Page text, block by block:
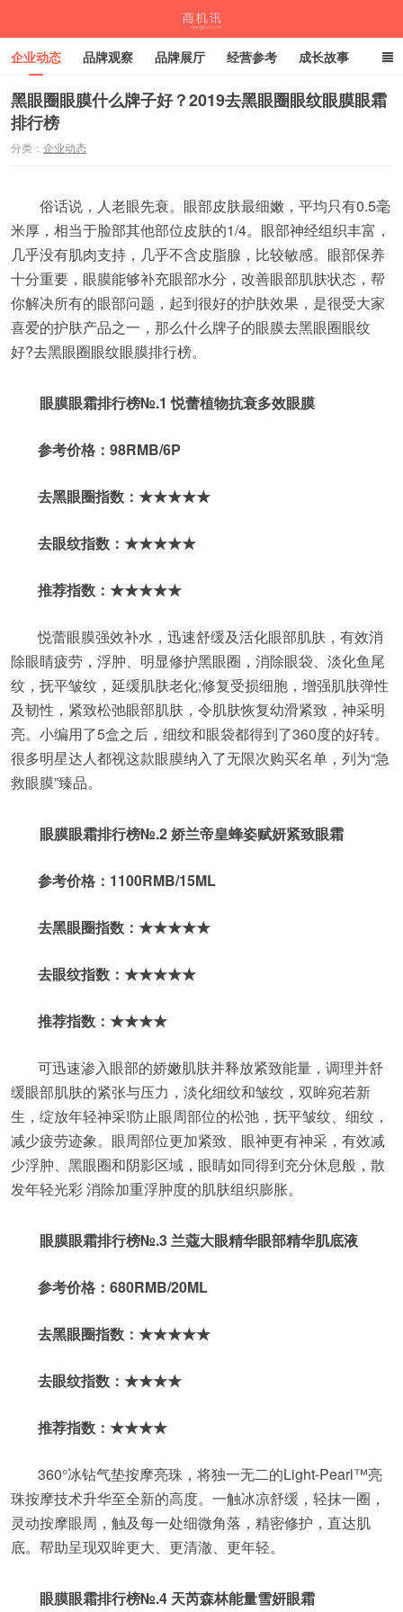
企业动态 品牌观察 品牌展厅 经营参考 成长故事
深度观察 伙伴计划
黑眼圈眼膜什么牌子好？2019去黑眼圈眼纹眼膜眼霜
排行榜
分类： 企业动态
俗话说，人老眼先衰。眼部皮肤最细嫩，平均只有0.5毫
米厚，相当于脸部其他部位皮肤的1/4。眼部神经组织丰富，
几乎没有肌肉支持，几乎不含皮脂腺，比较敏感。眼部保养
十分重要，眼膜能够补充眼部水分，改善眼部肌肤状态，帮
你解决所有的眼部问题，起到很好的护肤效果，是很受大家
喜爱的护肤产品之一，那么什么牌子的眼膜去黑眼圈眼纹
好?去黑眼圈眼纹眼膜排行榜。
眼膜眼霜排行榜№.1 悦蕾植物抗衰多效眼膜
参考价格：98RMB/6P
去黑眼圈指数：★★★★★
去眼纹指数：★★★★★
推荐指数：★★★★★
悦蕾眼膜强效补水，迅速舒缓及活化眼部肌肤，有效消
除眼睛疲劳，浮肿、明显修护黑眼圈，消除眼袋、淡化鱼尾
纹，抚平皱纹，延缓肌肤老化;修复受损细胞，增强肌肤弹性
及韧性，紧致松弛眼部肌肤，令肌肤恢复幼滑紧致，神采明
亮。小编用了5盒之后，细纹和眼袋都得到了360度的好转。
很多明星达人都视这款眼膜纳入了无限次购买名单，列为“急
救眼膜”臻品。
眼膜眼霜排行榜№.2 娇兰帝皇蜂姿赋妍紧致眼霜
参考价格：1100RMB/15ML
去黑眼圈指数：★★★★★
去眼纹指数：★★★★★
推荐指数：★★★★
可迅速渗入眼部的娇嫩肌肤并释放紧致能量，调理并舒
缓眼部肌肤的紧张与压力，淡化细纹和皱纹，双眸宛若新
生，绽放年轻神采!防止眼周部位的松弛，抚平皱纹、细纹，
减少疲劳迹象。眼周部位更加紧致、眼神更有神采，有效减
少浮肿、黑眼圈和阴影区域，眼睛如同得到充分休息般，散
发年轻光彩 消除加重浮肿度的肌肤组织膨胀。
眼膜眼霜排行榜№.3 兰蔻大眼精华眼部精华肌底液
参考价格：680RMB/20ML
去黑眼圈指数：★★★★★
去眼纹指数：★★★★
推荐指数：★★★★
360°冰钻气垫按摩亮珠，将独一无二的Light-Pearl™亮
珠按摩技术升华至全新的高度。一触冰凉舒缓，轻抹一圈，
灵动按摩眼周，触及每一处细微角落，精密修护，直达肌
底。帮助呈现双眸更大、更清澈、更年轻。
眼膜眼霜排行榜№.4 天芮森林能量雪妍眼霜